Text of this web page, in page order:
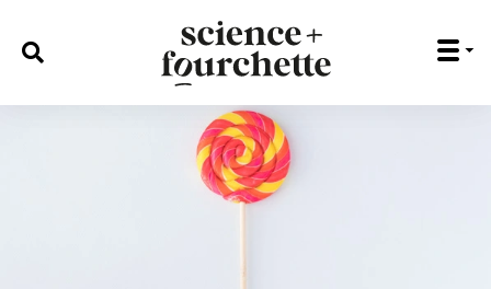
rechercher :